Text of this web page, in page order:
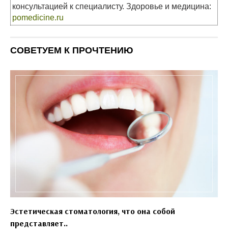
консультацией к специалисту. Здоровье и медицина:
pomedicine.ru
СОВЕТУЕМ К ПРОЧТЕНИЮ
Эстетическая стоматология, что она собой
представляет..